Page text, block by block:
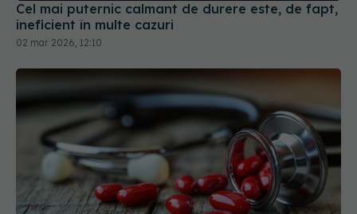
Cel mai puternic calmant de durere este, de fapt,
ineficient în multe cazuri
02 mar 2026, 12:10